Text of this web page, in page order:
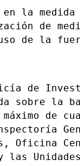
la medida
de
de la
de
sobre la
de
Oficina
las